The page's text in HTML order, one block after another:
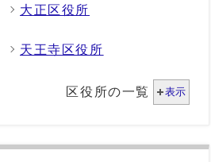
大正区役所
天王寺区役所
区役所の一覧 表示